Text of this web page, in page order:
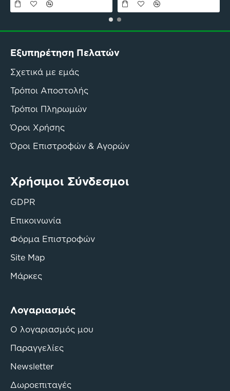
Εξυπηρέτηση Πελατών
Σχετικά με εμάς
Τρόποι Αποστολής
Τρόποι Πληρωμών
Όροι Χρήσης
Όροι Επιστροφών & Αγορών
Χρήσιμοι Σύνδεσμοι
GDPR
Επικοινωνία
Φόρμα Επιστροφών
Site Map
Μάρκες
Λογαριασμός
Ο λογαριασμός μου
Παραγγελίες
Newsletter
Δωροεπιταγές